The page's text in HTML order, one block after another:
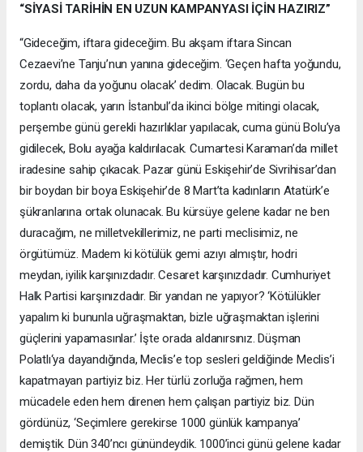
“SİYASİ TARİHİN EN UZUN KAMPANYASI İÇİN HAZIRIZ”
“Gideceğim, iftara gideceğim. Bu akşam iftara Sincan
Cezaevi’ne Tanju’nun yanına gideceğim. ‘Geçen hafta yoğundu,
zordu, daha da yoğunu olacak’ dedim. Olacak. Bugün bu
toplantı olacak, yarın İstanbul’da ikinci bölge mitingi olacak,
perşembe günü gerekli hazırlıklar yapılacak, cuma günü Bolu’ya
gidilecek, Bolu ayağa kaldırılacak. Cumartesi Karaman’da millet
iradesine sahip çıkacak. Pazar günü Eskişehir’de Sivrihisar’dan
bir boydan bir boya Eskişehir’de 8 Mart’ta kadınların Atatürk’e
şükranlarına ortak olunacak. Bu kürsüye gelene kadar ne ben
duracağım, ne milletvekillerimiz, ne parti meclisimiz, ne
örgütümüz. Madem ki kötülük gemi azıyı almıştır, hodri
meydan, iyilik karşınızdadır. Cesaret karşınızdadır. Cumhuriyet
Halk Partisi karşınızdadır. Bir yandan ne yapıyor? ‘Kötülükler
yapalım ki bununla uğraşmaktan, bizle uğraşmaktan işlerini
güçlerini yapamasınlar.’ İşte orada aldanırsınız. Düşman
Polatlı‘ya dayandığında, Meclis’e top sesleri geldiğinde Meclis’i
kapatmayan partiyiz biz. Her türlü zorluğa rağmen, hem
mücadele eden hem direnen hem çalışan partiyiz biz. Dün
gördünüz, ‘Seçimlere gerekirse 1000 günlük kampanya’
demiştik. Dün 340’ncı günündeydik. 1000’inci günü gelene kadar